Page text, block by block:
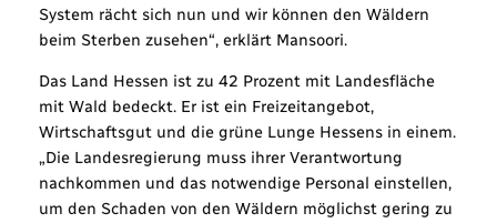
System rächt sich nun und wir können den Wäldern
beim Sterben zusehen“, erklärt Mansoori.
Das Land Hessen ist zu 42 Prozent mit Landesfläche
mit Wald bedeckt. Er ist ein Freizeitangebot,
Wirtschaftsgut und die grüne Lunge Hessens in einem.
„Die Landesregierung muss ihrer Verantwortung
nachkommen und das notwendige Personal einstellen,
um den Schaden von den Wäldern möglichst gering zu